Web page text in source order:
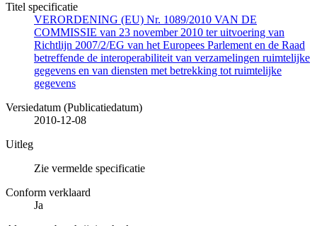
Titel specificatie
VERORDENING (EU) Nr. 1089/2010 VAN DE
COMMISSIE van 23 november 2010 ter uitvoering van
Richtlijn 2007/2/EG van het Europees Parlement en de Raad
betreffende de interoperabiliteit van verzamelingen ruimtelijke
gegevens en van diensten met betrekking tot ruimtelijke
gegevens
Versiedatum (Publicatiedatum)
2010-12-08
Uitleg
Zie vermelde specificatie
Conform verklaard
Ja